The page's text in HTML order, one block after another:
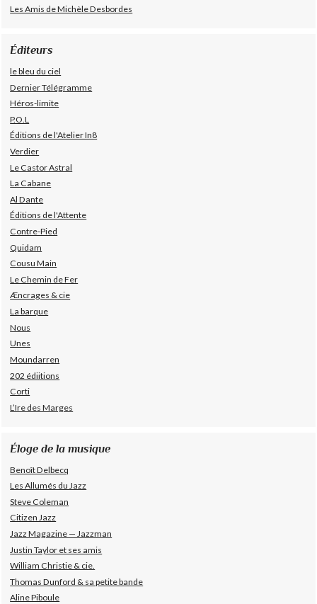
Les Amis de Michèle Desbordes
Éditeurs
le bleu du ciel
Dernier Télégramme
Héros-limite
P.O.L
Éditions de l'Atelier In8
Verdier
Le Castor Astral
La Cabane
Al Dante
Éditions de l'Attente
Contre-Pied
Quidam
Cousu Main
Le Chemin de Fer
Æncrages & cie
La barque
Nous
Unes
Moundarren
202 édiitions
Corti
L’Ire des Marges
Éloge de la musique
Benoît Delbecq
Les Allumés du Jazz
Steve Coleman
Citizen Jazz
Jazz Magazine — Jazzman
Justin Taylor et ses amis
William Christie & cie.
Thomas Dunford & sa petite bande
Aline Piboule